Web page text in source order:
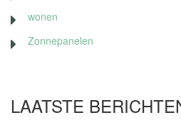
wonen
Zonnepanelen
LAATSTE